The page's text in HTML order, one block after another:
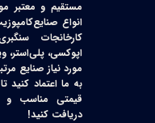
مستقیم و معتبر
انواع
کارخانجات
اپوکسی، پلی‌استر،
مورد نیاز صنایع
به ما اعتماد کنید
قیمتی مناسب و
دریافت کنید!​​​​​​​